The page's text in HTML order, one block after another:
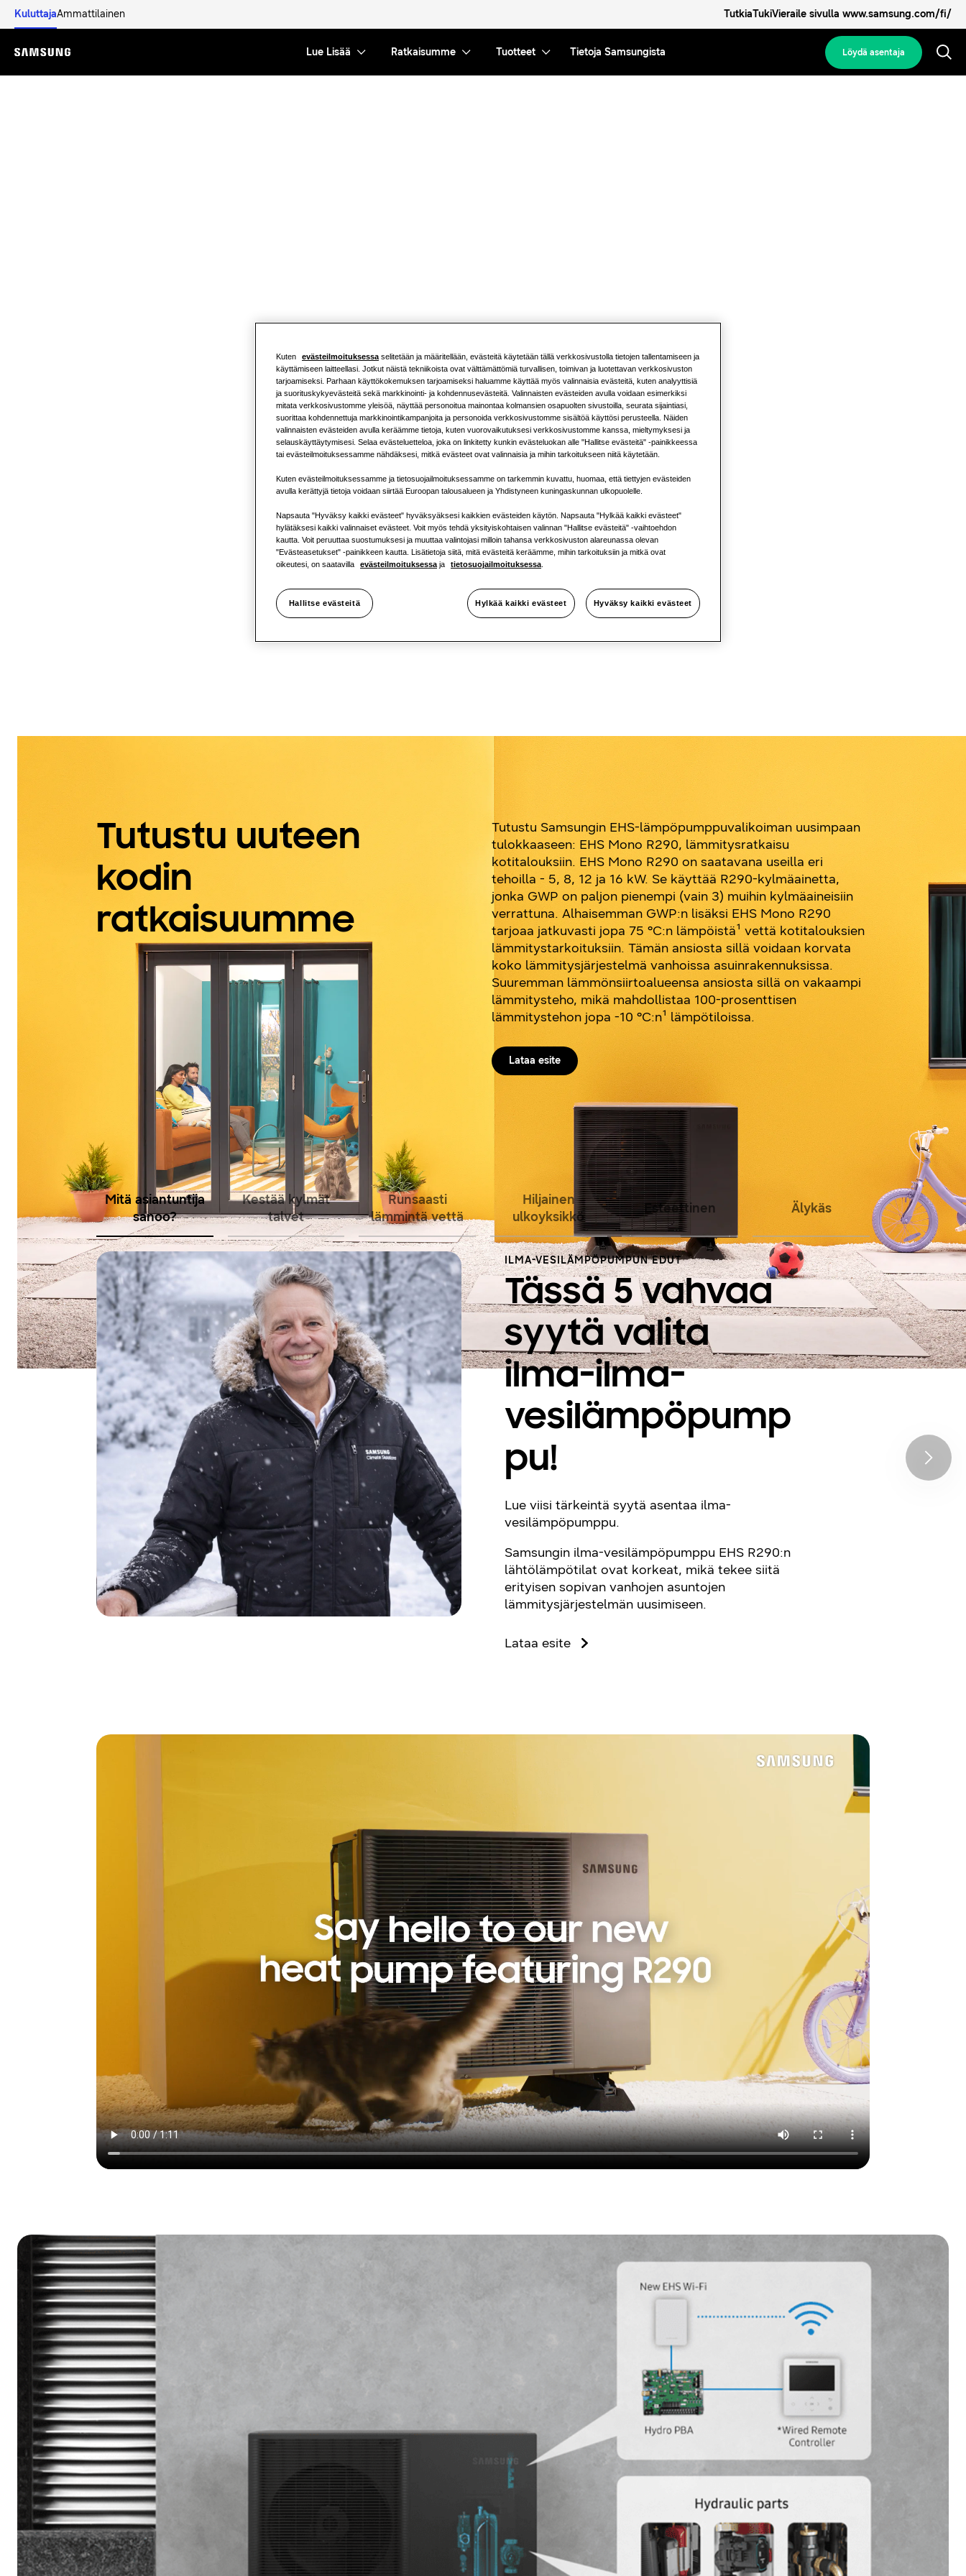
KuluttajaAmmattilainen TutkiaTukiVieraile sivulla www.samsung.com/fi/
Menu
Lue Lisää Ratkaisumme Tuotteet Tietoja Samsungista Löydä asentaja
Tervehdi uutta R290-
kylmäaineella toimivaa
lämpöpumppuamme
Tutustu uuteen
kodin
ratkaisuumme
Tutustu Samsungin EHS-lämpöpumppuvalikoiman uusimpaan
tulokkaaseen: EHS Mono R290, lämmitysratkaisu
kotitalouksiin. EHS Mono R290 on saatavana useilla eri
tehoilla - 5, 8, 12 ja 16 kW. Se käyttää R290-kylmäainetta,
jonka GWP on paljon pienempi (vain 3) muihin kylmäaineisiin
verrattuna. Alhaisemman GWP:n lisäksi EHS Mono R290
tarjoaa jatkuvasti jopa 75 °C:n lämpöistä¹ vettä kotitalouksien
lämmitystarkoituksiin. Tämän ansiosta sillä voidaan korvata
koko lämmitysjärjestelmä vanhoissa asuinrakennuksissa.
Suuremman lämmönsiirtoalueensa ansiosta sillä on vakaampi
lämmitysteho, mikä mahdollistaa 100-prosenttisen
lämmitystehon jopa -10 °C:n¹ lämpötiloissa.
Lataa esite
Mitä asiantuntija
sanoo?
Kestää kylmät
talvet
Runsaasti
lämmintä vettä
Hiljainen
ulkoyksikkö
Esteettinen Älykäs
ILMA-VESILÄMPÖPUMPUN EDUT
Tässä 5 vahvaa
syytä valita
ilma-ilma-
vesilämpöpump
pu!
Lue viisi tärkeintä syytä asentaa ilma-
vesilämpöpumppu.
Samsungin ilma-vesilämpöpumppu EHS R290:n
lähtölämpötilat ovat korkeat, mikä tekee siitä
erityisen sopivan vanhojen asuntojen
lämmitysjärjestelmän uusimiseen.
Lataa esite
Kuten evästeilmoituksessa selitetään ja määritellään, evästeitä käytetään tällä verkkosivustolla tietojen tallentamiseen ja
käyttämiseen laitteellasi. Jotkut näistä tekniikoista ovat välttämättömiä turvallisen, toimivan ja luotettavan verkkosivuston
tarjoamiseksi. Parhaan käyttökokemuksen tarjoamiseksi haluamme käyttää myös valinnaisia evästeitä, kuten analyyttisiä
ja suorituskykyevästeitä sekä markkinointi- ja kohdennusevästeitä. Valinnaisten evästeiden avulla voidaan esimerkiksi
mitata verkkosivustomme yleisöä, näyttää personoitua mainontaa kolmansien osapuolten sivustoilla, seurata sijaintiasi,
suorittaa kohdennettuja markkinointikampanjoita ja personoida verkkosivustomme sisältöä käyttösi perusteella. Näiden
valinnaisten evästeiden avulla keräämme tietoja, kuten vuorovaikutuksesi verkkosivustomme kanssa, mieltymyksesi ja
selauskäyttäytymisesi. Selaa evästeluetteloa, joka on linkitetty kunkin evästeluokan alle "Hallitse evästeitä" -painikkeessa
tai evästeilmoituksessamme nähdäksesi, mitkä evästeet ovat valinnaisia ja mihin tarkoitukseen niitä käytetään.
Kuten evästeilmoituksessamme ja tietosuojailmoituksessamme on tarkemmin kuvattu, huomaa, että tiettyjen evästeiden
avulla kerättyjä tietoja voidaan siirtää Euroopan talousalueen ja Yhdistyneen kuningaskunnan ulkopuolelle.
Napsauta "Hyväksy kaikki evästeet" hyväksyäksesi kaikkien evästeiden käytön. Napsauta "Hylkää kaikki evästeet"
hylätäksesi kaikki valinnaiset evästeet. Voit myös tehdä yksityiskohtaisen valinnan "Hallitse evästeitä" -vaihtoehdon
kautta. Voit peruuttaa suostumuksesi ja muuttaa valintojasi milloin tahansa verkkosivuston alareunassa olevan
"Evästeasetukset" -painikkeen kautta. Lisätietoja siitä, mitä evästeitä keräämme, mihin tarkoituksiin ja mitkä ovat
oikeutesi, on saatavilla
evästeilmoituksessa ja tietosuojailmoituksessa
Hallitse evästeitä Hylkää kaikki evästeet Hyväksy kaikki evästeet